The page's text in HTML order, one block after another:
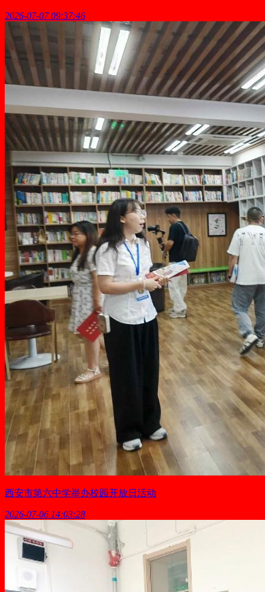
2026-07-07 09:37:46
西安市第六中学举办校园开放日活动
2026-07-06 14:03:28